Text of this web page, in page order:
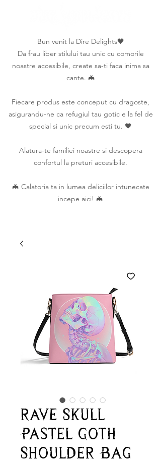
Bun venit la Dire Delights🖤
Da frau liber stilului tau unic cu comorile
noastre accesibile, create sa-ti faca inima sa
cante. 🦇
Fiecare produs este conceput cu dragoste,
asigurandu-ne ca refugiul tau gotic e la fel de
special si unic precum esti tu. 🖤
Alatura-te familiei noastre si descopera
confortul la preturi accesibile.
🦇 Calatoria ta in lumea deliciilor intunecate
incepe aici! 🦇
Rave Skull
Pastel Goth
Shoulder Bag